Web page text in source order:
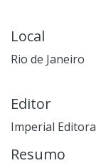
Local
Rio de Janeiro
Editor
Imperial Editora
Resumo